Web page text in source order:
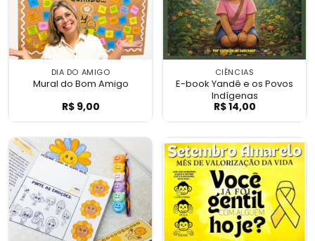
DIA DO AMIGO
Mural do Bom Amigo
Mural do Bom Amigo
R$9,00
CIÊNCIAS
E-book Yandê e os Povos
Indígenas
E-book Yandê e
R$14,00